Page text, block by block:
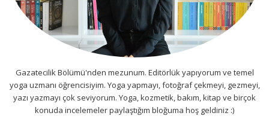
Gazatecilik Bölümü'nden mezunum. Editörlük yapıyorum ve temel
yoga uzmanı öğrencisiyim. Yoga yapmayı, fotoğraf çekmeyi, gezmeyi,
yazı yazmayı çok seviyorum. Yoga, kozmetik, bakım, kitap ve birçok
konuda incelemeler paylaştığım bloğuma hoş geldiniz :)